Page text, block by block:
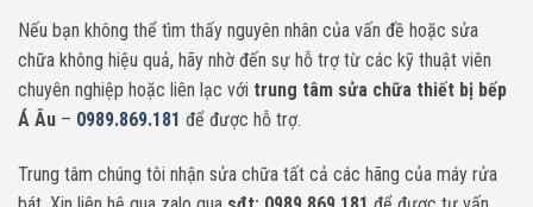
Nếu bạn không thể tìm thấy nguyên nhân của vấn đề hoặc sửa
chữa không hiệu quả, hãy nhờ đến sự hỗ trợ từ các kỹ thuật viên
chuyên nghiệp hoặc liên lạc với trung tâm sửa chữa thiết bị bếp
Á Âu – 0989.869.181 để được hỗ trợ.
Trung tâm chúng tôi nhận sửa chữa tất cả các hãng của máy rửa